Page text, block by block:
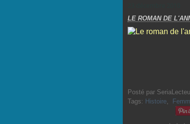
LE ROMAN DE
Posté par
Tags: Histoire,